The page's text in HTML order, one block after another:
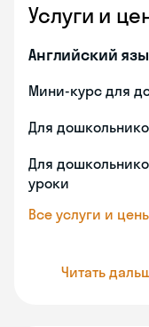
Услуги и
Английский
Мини-курс для
Для
Для
уроки
Все услуги и
Читать